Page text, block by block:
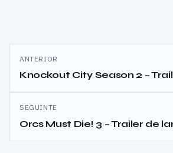
Navegação
de
artigos
ANTERIOR
Knockout City Season 2 –
SEGUINTE
Orcs Must Die! 3 – Trailer de